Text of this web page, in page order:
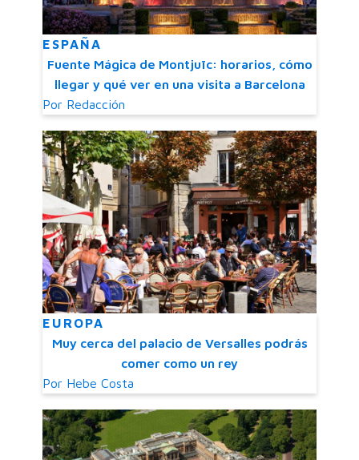
ESPAÑA
Fuente Mágica de Montjuïc: horarios, cómo
llegar y qué ver en una visita a Barcelona
Por Redacción
EUROPA
Muy cerca del palacio de Versalles podrás
comer como un rey
Por Hebe Costa